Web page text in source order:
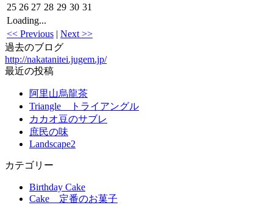
Loading...
<< Previous | Next >>
25 26 27 28 29 30 31
過去のブログ
http://nakatanitei.jugem.jp/
最近の投稿
阿里山烏龍茶
Triangle トライアングル
カカオ豆のサブレ
庶民の味
Landscape2
カテゴリー
Birthday Cake
Cake 定番のお菓子